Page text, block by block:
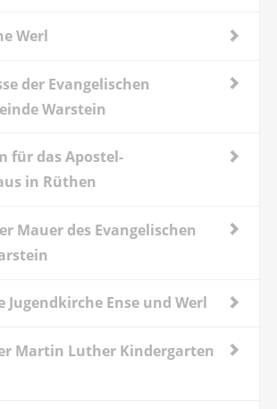
Werl
der Evangelischen
Warstein
für das Apostel-
in Rüthen
Mauer des Evangelischen
Jugendkirche Ense und Werl
Martin Luther Kindergarten